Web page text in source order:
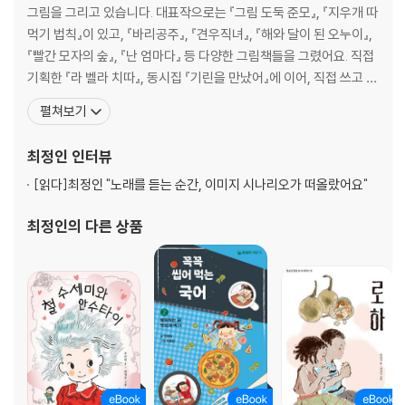
그림을 그리고 있습니다. 대표작으로는 『그림 도둑 준모』, 『지우개 따
먹기 법칙』이 있고, 『바리공주』, 『견우직녀』, 『해와 달이 된 오누이』,
『빨간 모자의 숲』, 『난 엄마다』 등 다양한 그림책들을 그렸어요. 직접
기획한 『라 벨라 치따』, 동시집 『기린을 만났어』에 이어, 직접 쓰고 그
린 그림책 『거인의 정원』, 『스쳐간 풍경들은 마음속 그림으로』, 『작은
도자기 인형의 모험』, 『하얀 시간』을 출간했어요. 2025년까지 서울
울 MEK 갤러리에서
펼쳐보기
최정인 인터뷰
[읽다]최정인 "노래를 듣는 순간, 이미지 시나리오가 떠올랐어요"
최정인의 다른 상품